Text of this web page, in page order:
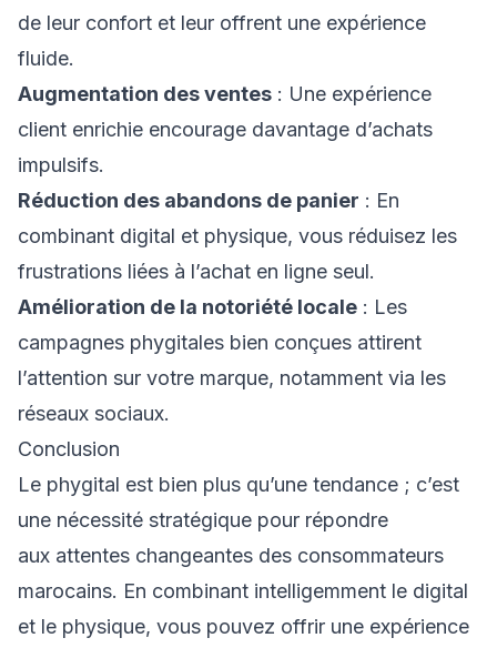
de leur confort et leur offrent une expérience
fluide.
Augmentation des ventes : Une expérience
client enrichie encourage davantage d’achats
impulsifs.
Réduction des abandons de panier : En
combinant digital et physique, vous réduisez les
frustrations liées à l’achat en ligne seul.
Amélioration de la notoriété locale : Les
campagnes phygitales bien conçues attirent
l’attention sur votre marque, notamment via les
réseaux sociaux.
Conclusion
Le phygital est bien plus qu’une tendance ; c’est
une nécessité stratégique pour répondre
aux attentes changeantes des consommateurs
marocains. En combinant intelligemment le digital
et le physique, vous pouvez offrir une expérience